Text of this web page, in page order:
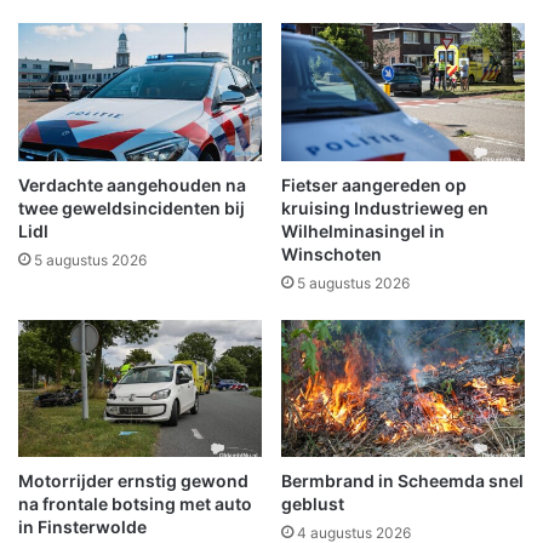
k
é
é
n
u
u
r
v
o
o
i
t
n
E
v
e
n
t
t
r
e
k
e
e
l
b
e
z
o
e
k
Verdachte aangehouden na
twee geweldsincidenten bij
Lidl
5 augustus 2026
Fietser aangereden op
kruising Industrieweg en
Wilhelminasingel in
Winschoten
5 augustus 2026
Motorrijder ernstig gewond
na frontale botsing met auto
in Finsterwolde
Bermbrand in Scheemda snel
geblust
4 augustus 2026